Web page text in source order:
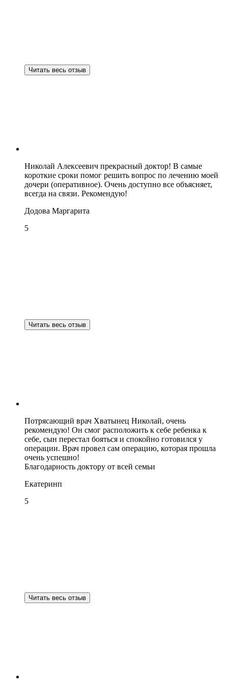
Читать весь отзыв
Николай Алексеевич прекрасный доктор! В самые
короткие сроки помог решить вопрос по лечению моей
дочери (оперативное). Очень доступно все объясняет,
всегда на связи. Рекомендую!
Додова Маргарита
5
Читать весь отзыв
Потрясающий врач Хватынец Николай, очень
рекомендую! Он смог расположить к себе ребенка к
себе, сын перестал бояться и спокойно готовился у
операции. Врач провел сам операцию, которая прошла
очень успешно!
Благодарность доктору от всей семьи
Екатеринп
5
Читать весь отзыв